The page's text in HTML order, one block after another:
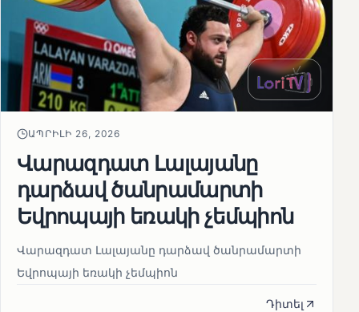
ԱՊՐԻԼԻ 26, 2026
Վարազդատ Լալայանը
դարձավ ծանրամարտի
Եվրոպայի եռակի չեմպիոն
Վարազդատ Լալայանը դարձավ ծանրամարտի
Եվրոպայի եռակի չեմպիոն
Դիտել